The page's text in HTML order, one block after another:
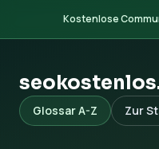
Kostenlose
Glossar A-Z Zur